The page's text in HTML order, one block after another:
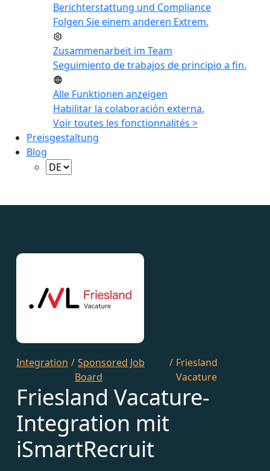
Berichterstattung und Compliance
Folgen Sie einem anderen Extrem.
Zusammenarbeit im Team
Seguimiento de trabajos de principio a fin.
Alle Funktionen anzeigen
Habilitar la colaboración externa.
Voir toutes les fonctionnalités >
Preisgestaltung
Blog
Integration / Sponsored Job
Board
/ Friesland
Vacature
Friesland Vacature-
Integration mit
iSmartRecruit